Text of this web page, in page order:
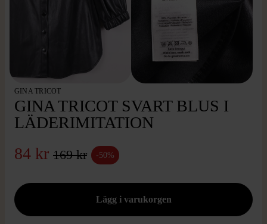
GINA TRICOT
GINA TRICOT SVART BLUS I
LÄDERIMITATION
84 kr 169 kr -50%